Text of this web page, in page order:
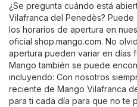
¿Se pregunta cuándo está
Vilafranca del Penedès?
los horarios de apertura en
oficial shop.mango.com. No
apertura pueden variar en días
Mango también se puede
incluyendo: Con nosotros
reciente de Mango Vilafranca
para ti cada día para que no te